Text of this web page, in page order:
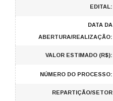
EDITAL:
DATA DA
ABERTURA/REALIZAÇÃO:
VALOR ESTIMADO (R$):
NÚMERO DO PROCESSO:
REPARTIÇÃO/SETOR